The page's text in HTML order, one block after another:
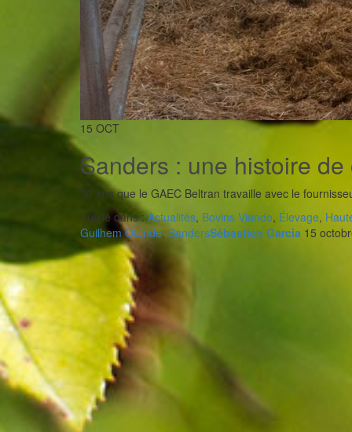
15 OCT
Sanders : une histoire
30 ans que le GAEC Beltran travaille avec le
Publié dans :Actualités, Bovins Viande, Élevage,
Guilhem Otende, SandersSébastien Garcia 15